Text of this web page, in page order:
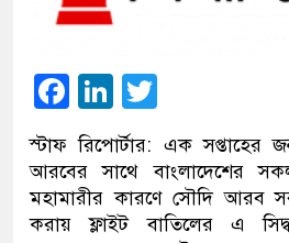
Facebook
LinkedIn
স্টাফ রিপোর্টার: এক সপ্তাহের
আরবের সাথে বাংলাদেশের
মহামারীর কারণে সৌদি আরব
করায় ফ্লাইট বাতিলের এ